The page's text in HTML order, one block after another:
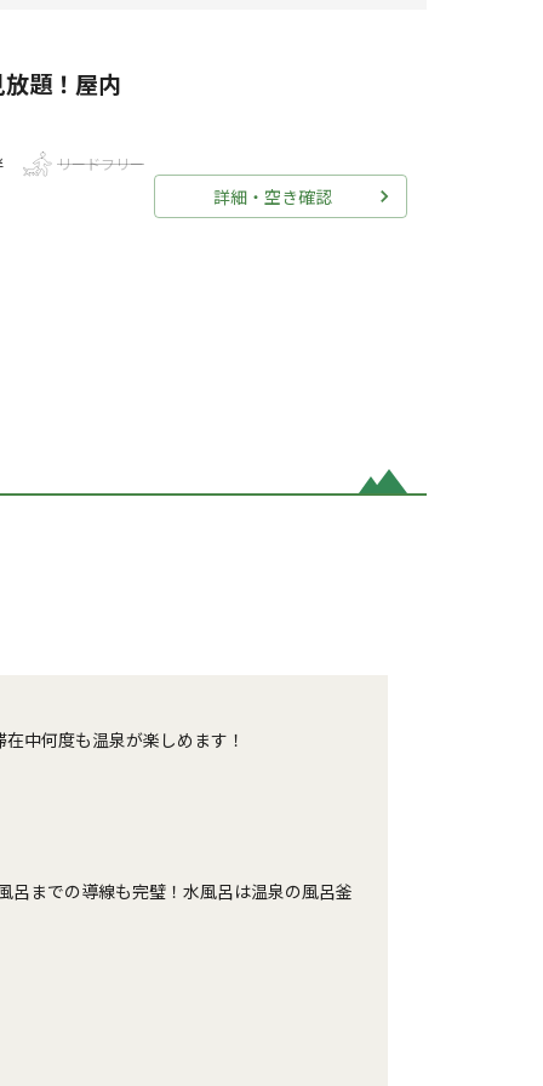
題！屋内
リードフリー
詳細・空き確認
中何度も温泉が楽しめます！
呂までの導線も完璧！水風呂は温泉の風呂釜